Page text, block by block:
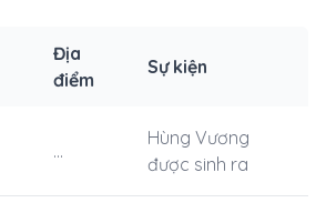
Địa
điểm
Sự kiện
...
Hùng Vương
được sinh ra